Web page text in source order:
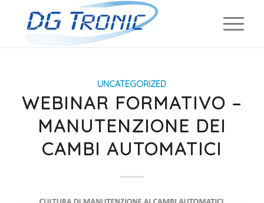
UNCATEGORIZED
WEBINAR FORMATIVO –
MANUTENZIONE DEI
CAMBI AUTOMATICI